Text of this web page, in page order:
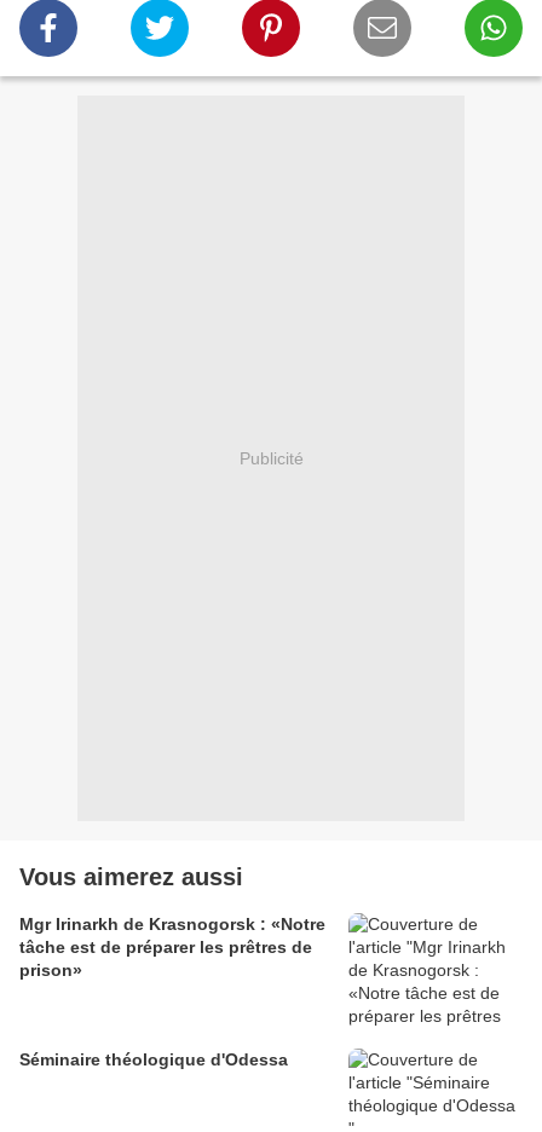
Publicité
Vous aimerez aussi
Mgr Irinarkh de Krasnogorsk : «Notre
tâche est de préparer les prêtres de
prison»
Séminaire théologique d'Odessa